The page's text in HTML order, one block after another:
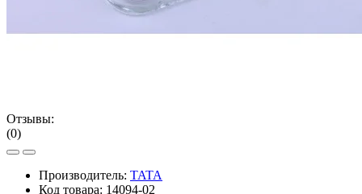
Отзывы:
(0)
Производитель: TATA
Код товара: 14094-02